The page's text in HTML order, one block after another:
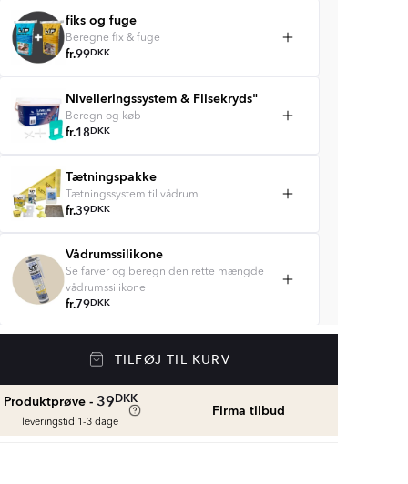
fiks og fuge
Beregne fix & fuge
fr.99DKK
Nivelleringssystem & Flisekryds"
Beregn og køb
fr.18DKK
Tætningspakke
Tætningssystem til vådrum
fr.39DKK
Vådrumssilikone
Se farver og beregn den rette mængde
vådrumssilikone
fr.79DKK
Rengøring & Vedligeholdelse
Fliseliste
TILFØJ TIL KURV
Produktprøve - 39DKK
leveringstid 1-3 dage
Firma tilbud